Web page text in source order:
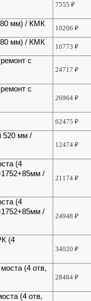
7555₽
мм) / КМК
10206₽
мм) / КМК
10773₽
с
24717₽
с
26964₽
62475₽
520 мм /
12474₽
(4
/
21174₽
(4
/
24948₽
(4
34020₽
(4 отв,
28484₽
(4 отв,